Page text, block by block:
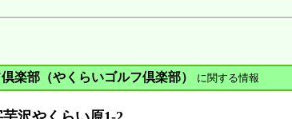
楽部（やくらいゴルフ倶楽部） に関する情報